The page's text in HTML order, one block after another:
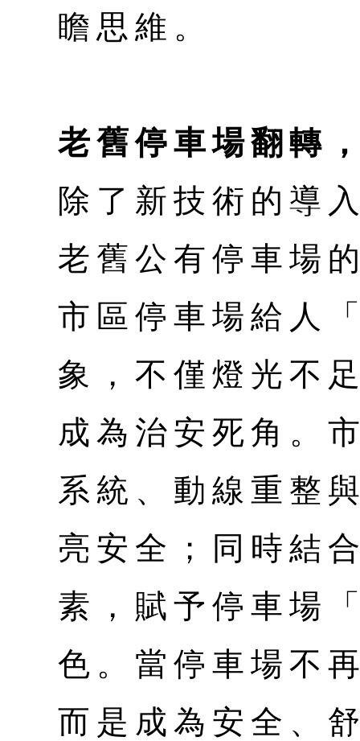
瞻思維。
老舊停車場翻轉
除了新技術的導
老舊公有停車場
市區停車場給人
象，不僅燈光不
成為治安死角。
系統、動線重整
亮安全；同時結
素，賦予停車場
色。當停車場不
而是成為安全、